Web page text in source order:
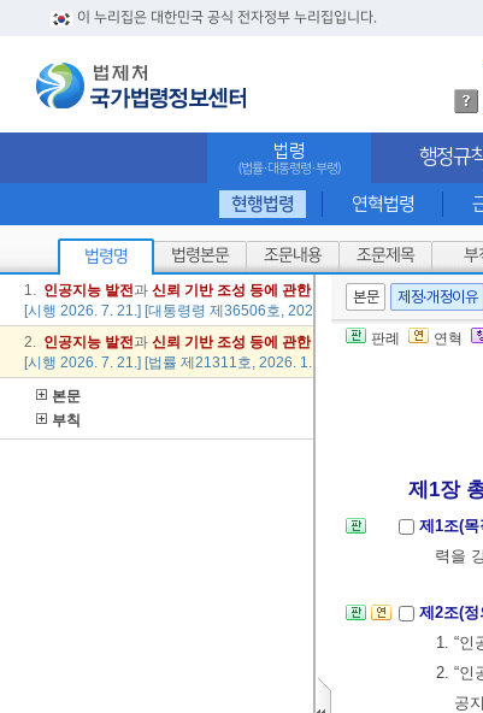
이 누리집은 대한민국 공식 전자정부 누리집입니다.
법
령
검
색
세
내
용
확
인
법령
(법률·대통령령·부령)
현행법령 연혁법령
행정규
법령명 법령본문 조문내용 조문제목 부
1. 인공지능 발전과 신뢰 기반 조성 등에 관한 기본법시행령
[시행 2026. 7. 21.] [대통령령 제36506호, 2026. 7. 20., 일부개정]
2. 인공지능 발전과 신뢰 기반 조성 등에 관한
기본법
[시행 2026. 7. 21.] [법률 제21311호, 2026. 1. 20., 일부개정]
본문
부칙
본문 제정·개정이유
판례 연혁
제1장 총
제1조(목
력을
제2조(정
1. “인
2. “인
공